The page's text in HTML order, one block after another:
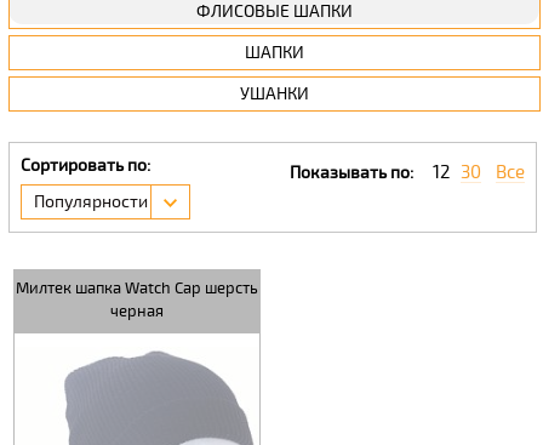
ФЛИСОВЫЕ ШАПКИ
ШАПКИ
УШАНКИ
Сортировать по:
Популярности
Показывать по: 12 30 Все
Милтек шапка Watch Сap шерсть
черная